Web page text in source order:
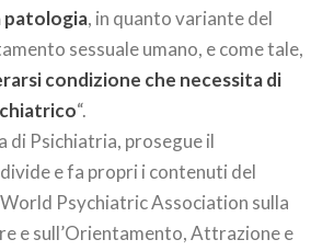
patologia, in quanto variante del
sessuale umano, e come tale,
condizione che necessita di
“.
di Psichiatria, prosegue il
e fa propri i contenuti del
Psychiatric Association sulla
e sull’Orientamento, Attrazione e